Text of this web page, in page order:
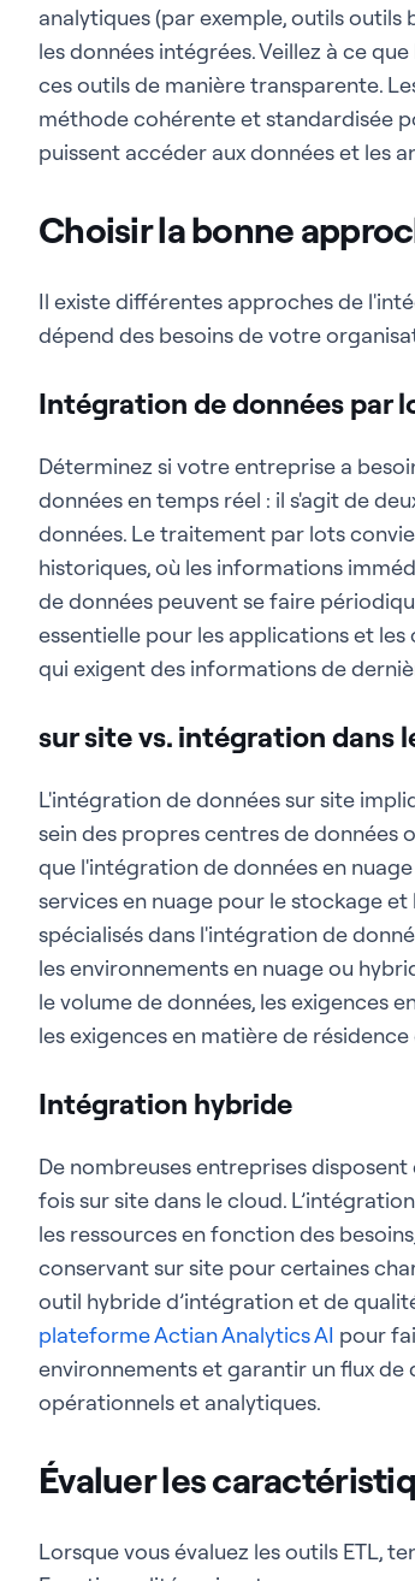
analytiques (par exemple, outils outils
les données intégrées. Veillez à ce
ces outils de manière transparente.
méthode cohérente et standardisée
puissent accéder aux données et les
Choisir la bonne
Il existe différentes approches de
dépend des besoins de votre
Intégration de données par
Déterminez si votre entreprise a
données en temps réel : il s'agit de
données. Le traitement par lots
historiques, où les informations
de données peuvent se faire
essentielle pour les applications et
qui exigent des informations de
sur site vs. intégration dans
L'intégration de données sur site
sein des propres centres de données
que l'intégration de données en
services en nuage pour le stockage
spécialisés dans l'intégration de
les environnements en nuage ou
le volume de données, les exigences
les exigences en matière de résidence
Intégration hybride
De nombreuses entreprises
fois sur site dans le cloud.
les ressources en fonction des
conservant sur site pour certaines
outil hybride d’intégration et de
plateforme Actian Analytics AI pour
environnements et garantir un flux de
opérationnels et analytiques.
Évaluer les
Lorsque vous évaluez les outils ETL,